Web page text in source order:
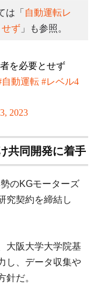
は「 自動運転レ
ず 」も参照。
を必要とせず
自動運転 #レベル4
2023
共同開発に着手
のKGモーターズ
究契約を締結し
大阪大学大学院基
し、データ収集や
針だ。